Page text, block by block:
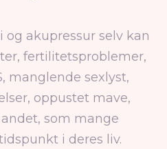
akupressur selv kan
fertilitetsproblemer,
manglende sexlyst,
oppustet mave,
som mange
i deres liv.